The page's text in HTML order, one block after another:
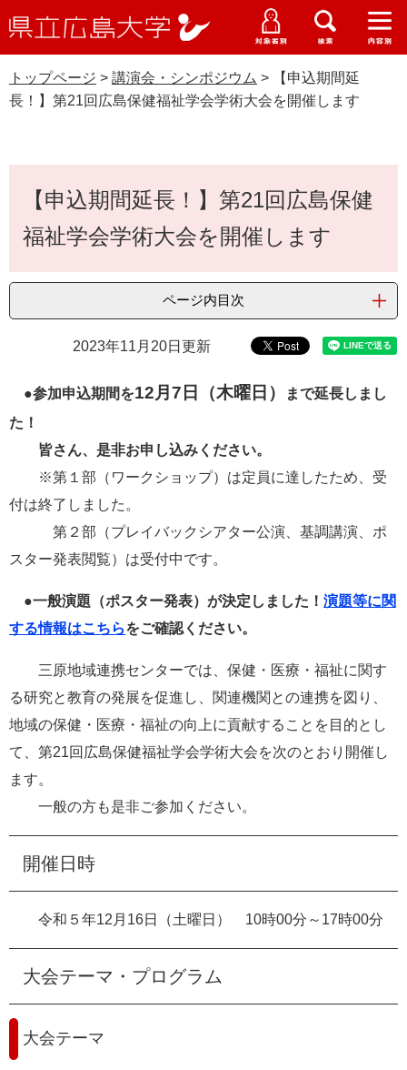
ー
ジ
先
ニ
ュ
を
ニ
ー
ニ
ュ
ー
ニ
ュ
ー
立
大
学
受験生の皆さま
地域・企業の皆さま
研究者の皆さま
受験生特設サイト
WEB版大学案内
資料請求
o
g
ム
すべて PDF
大学概要
研究・地域連携・国際交流
入試情報
トップページ > 講演会・シンポジウム >
【申込期間延
長！】第21回広島保健福祉学会学術大会を開催します
【申込期間延長！】第21回広島保健
福祉学会学術大会を開催します
ページ内目次
2023年11月20日更新
●参加申込期間を12月7日（木曜日）
まで延長しまし
た！
皆さん、是非お申し込みください。
※第１部（ワークショップ）は定員に達したため、受
付は終了しました。
第２部（プレイバックシアター公演、基調講演、ポ
スター発表閲覧）は受付中です。
●一般演題（ポスター発表）が決定しました！ 演題等に関
する情報はこちらをご確認ください。
三原地域連携センターでは、保健・医療・福祉に関す
る研究と教育の発展を促進し、関連機関との連携を図り、
地域の保健・医療・福祉の向上に貢献することを目的とし
て、​第21回広島保健福祉学会学術大会を次のとおり開催し
ます。
一般の方も是非ご参加ください。
開催日時
令和５年12月16日（土曜日） 10時00分～17時00分
大会テーマ・プログラム
大会テーマ